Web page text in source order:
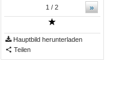
»
1 / 2
Hauptbild herunterladen
Teilen